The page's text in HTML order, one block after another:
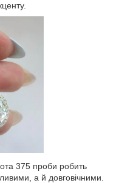
375 проби робить
а й довговічними.